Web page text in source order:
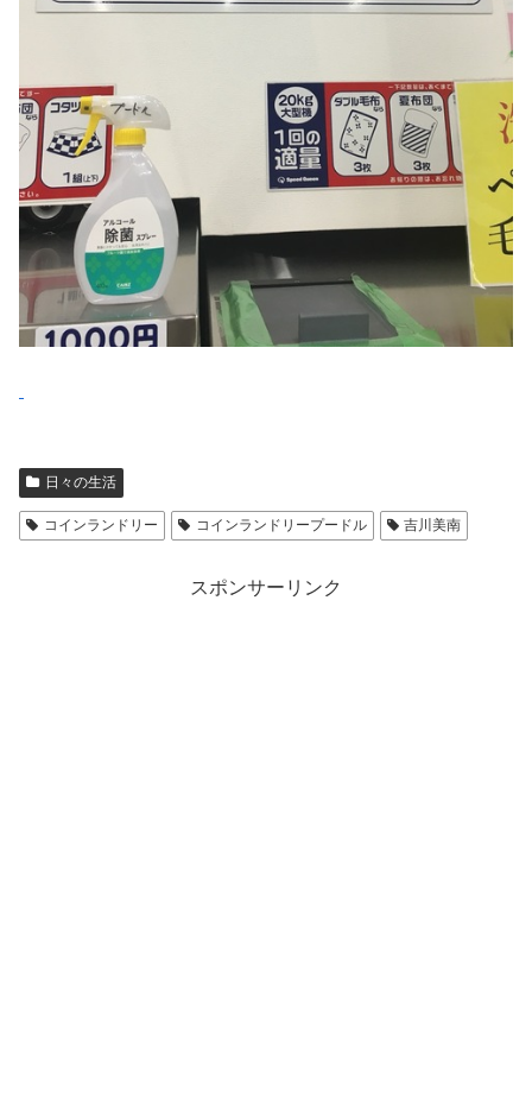
日々の生活
コインランドリー コインランドリープードル 吉川美南
スポンサーリンク